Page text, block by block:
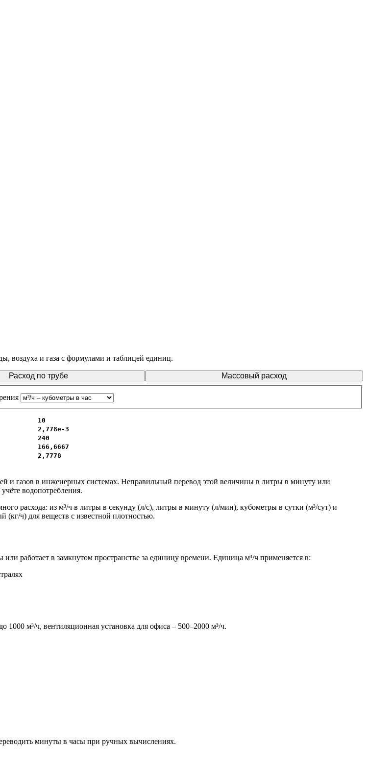
воздуха и газа с формулами и таблицей единиц.
Расход по трубе
Массовый расход
10
2,778e-3
240
166,6667
2,7778
и газов в инженерных системах. Неправильный перевод этой величины в литры в минуту или
водопотребления.
расхода: из м³/ч в литры в секунду (л/с), литры в минуту (л/мин), кубометры в сутки (м³/сут) и
(кг/ч) для веществ с известной плотностью.
работает в замкнутом пространстве за единицу времени. Единица м³/ч применяется в:
м³/ч, вентиляционная установка для офиса – 500–2000 м³/ч.
минуты в часы при ручных вычислениях.